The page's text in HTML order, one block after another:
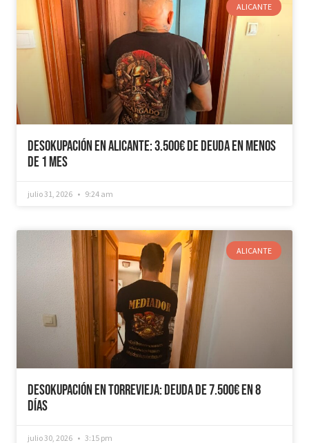
ALICANTE
Desokupación en Alicante: 3.500€ de Deuda en Menos
de 1 mes
julio 31, 2026 9:24 am
ALICANTE
Desokupación en Torrevieja: Deuda de 7.500€ en 8
días
julio 30, 2026 3:15 pm